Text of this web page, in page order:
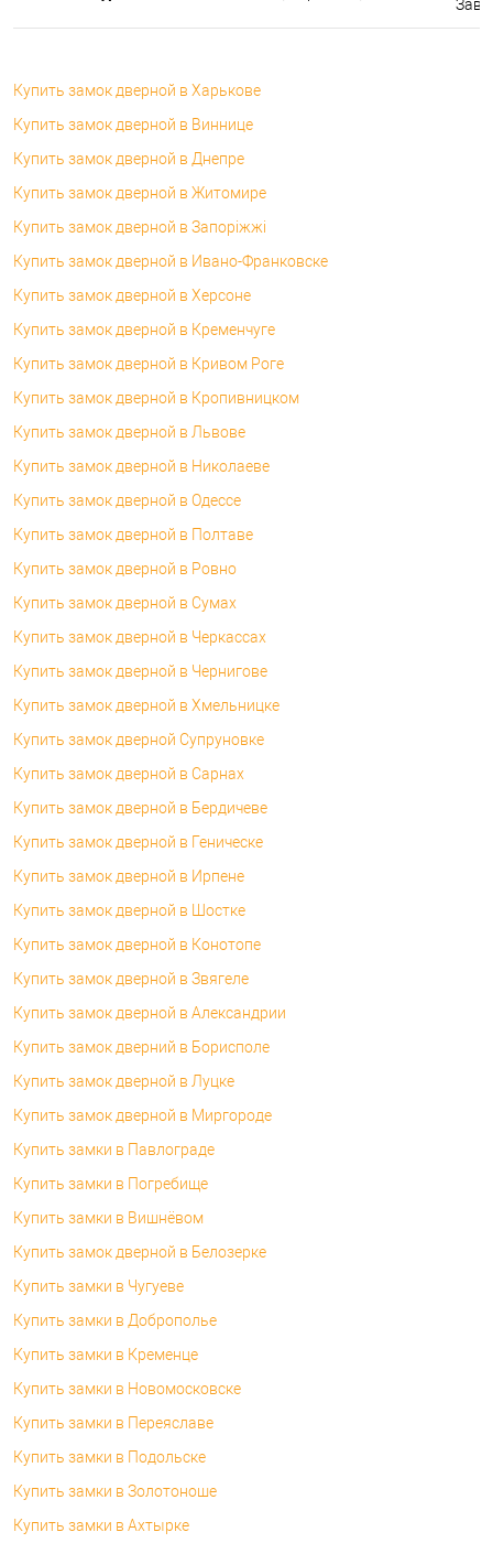
Купить замок дверной в Харькове
Купить замок дверной в Виннице
Купить замок дверной в Днепре
Купить замок дверной в Житомире
Купить замок дверной в Запоріжжі
Купить замок дверной в Ивано-Франковске
Купить замок дверной в Херсоне
Купить замок дверной в Кременчуге
Купить замок дверной в Кривом Роге
Купить замок дверной в Кропивницком
Купить замок дверной в Львове
Купить замок дверной в Николаеве
Купить замок дверной в Одессе
Купить замок дверной в Полтаве
Купить замок дверной в Ровно
Купить замок дверной в Сумах
Купить замок дверной в Черкассах
Купить замок дверной в Чернигове
Купить замок дверной в Хмельницке
Купить замок дверной Супруновке
Купить замок дверной в Сарнах
Купить замок дверной в Бердичеве
Купить замок дверной в Геническе
Купить замок дверной в Ирпене
Купить замок дверной в Шостке
Купить замок дверной в Конотопе
Купить замок дверной в Звягеле
Купить замок дверной в Александрии
Купить замок дверний в Борисполе
Купить замок дверной в Луцке
Купить замок дверной в Миргороде
Купить замки в Павлограде
Купить замки в Погребище
Купить замки в Вишнёвом
Купить замок дверной в Белозерке
Купить замки в Чугуеве
Купить замки в Доброполье
Купить замки в Кременце
Купить замки в Новомосковске
Купить замки в Переяславе
Купить замки в Подольске
Купить замки в Золотоноше
Купить замки в Ахтырке